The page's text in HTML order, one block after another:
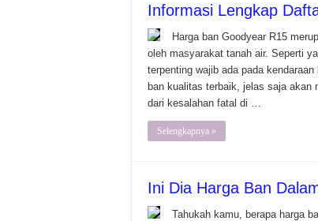
Informasi Lengkap
Harga ban Goodyear R15
oleh masyarakat tanah air. Seperti
terpenting wajib ada pada
ban kualitas terbaik, jelas saja akan
dari kesalahan fatal di …
Selengkapnya »
Ini Dia Harga Ban
Tahukah kamu, berapa harga